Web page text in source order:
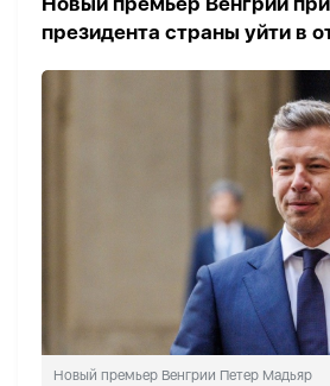
президента страны уйти в
Новый премьер Венгрии Петер Мадьяр